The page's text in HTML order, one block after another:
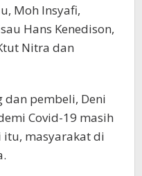
Moh Insyafi,
Hans Kenedison,
Nitra dan
pembeli, Deni
Covid-19 masih
masyarakat di